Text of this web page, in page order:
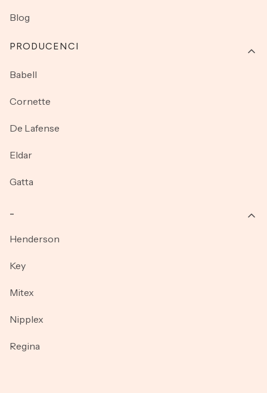
Blog
PRODUCENCI
Babell
Cornette
De Lafense
Eldar
Gatta
Henderson
Key
Mitex
Nipplex
Regina